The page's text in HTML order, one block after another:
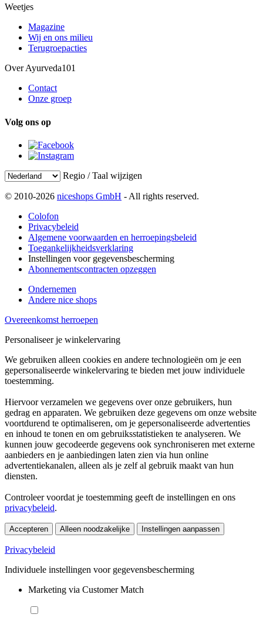
Weetjes
Magazine
Wij en ons milieu
Terugroepacties
Over Ayurveda101
Contact
Onze groep
Volg ons op
Regio / Taal wijzigen
© 2010-2026 niceshops GmbH - All rights reserved.
Colofon
Privacybeleid
Algemene voorwaarden en herroepingsbeleid
Toegankelijkheidsverklaring
Instellingen voor gegevensbescherming
Abonnementscontracten opzeggen
Ondernemen
Andere nice shops
Overeenkomst herroepen
Personaliseer je winkelervaring
We gebruiken alleen cookies en andere technologieën om je een
gepersonaliseerde winkelervaring te bieden met jouw individuele
toestemming.
Hiervoor verzamelen we gegevens over onze gebruikers, hun
gedrag en apparaten. We gebruiken deze gegevens om onze website
voortdurend te optimaliseren, om je gepersonaliseerde advertenties
en inhoud te tonen en om gebruiksstatistieken te analyseren. We
kunnen jouw gecodeerde gegevens ook synchroniseren met externe
aanbieders en je aanbiedingen laten zien via hun online
advertentiekanalen, alleen als je zelf al gebruik maakt van hun
diensten.
Controleer voordat je toestemming geeft de instellingen en ons
privacybeleid.
Accepteren Alleen noodzakelijke Instellingen aanpassen
Privacybeleid
Individuele instellingen voor gegevensbescherming
Marketing via Customer Match